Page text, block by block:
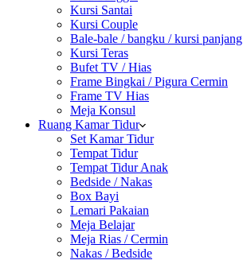
Kursi Santai
Kursi Couple
Bale-bale / bangku / kursi panjang
Kursi Teras
Bufet TV / Hias
Frame Bingkai / Pigura Cermin
Frame TV Hias
Meja Konsul
Ruang Kamar Tidur
Set Kamar Tidur
Tempat Tidur
Tempat Tidur Anak
Bedside / Nakas
Box Bayi
Lemari Pakaian
Meja Belajar
Meja Rias / Cermin
Nakas / Bedside